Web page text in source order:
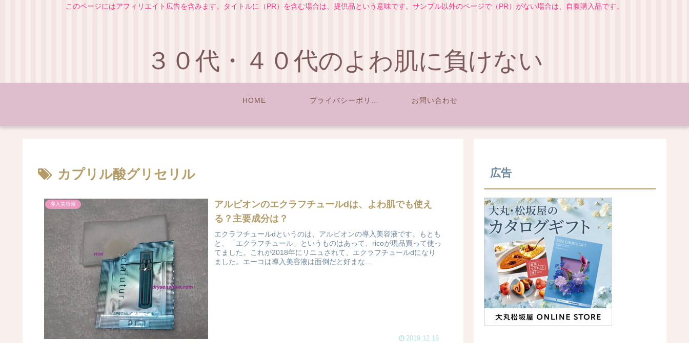
このページにはアフィリエイト広告を含みます。タイトルに（PR）を含む場合は、提供品という意味です。サンプル以外のページで（PR）がない場合は、自腹購入品です。
３０代・４０代のよわ肌に負けない
HOME お問い合わせ
カプリル酸グリセリル
導入美容液
アルビオンのエクラフチュールdは、よわ肌でも使え
る？主要成分は？
エクラフチュールdというのは、アルビオンの導入美容液です。もとも
と、「エクラフチュール」というものはあって、ricoが現品買って使っ
てました。これが2018年にリニュされて、エクラフチュールdになり
ました。エーコは導入美容液は面倒だと好まな...
2019.12.16
広告